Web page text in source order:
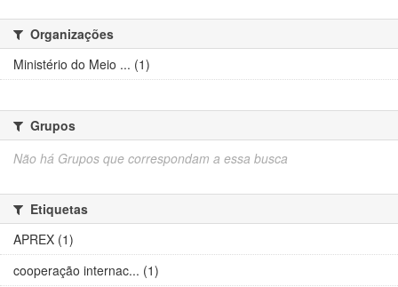
Organizações
Ministério do Meio ... (1)
Grupos
Não há Grupos que correspondam a essa busca
Etiquetas
APREX (1)
cooperação internac... (1)